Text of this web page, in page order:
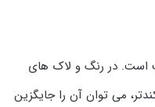
است. در رنگ و لاک های
می توان آن را جایگزین